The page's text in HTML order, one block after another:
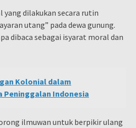
yang dilakukan secara rutin
utang” pada dewa gunung.
dibaca sebagai isyarat moral dan
Kolonial dalam
Peninggalan Indonesia
ilmuwan untuk berpikir ulang